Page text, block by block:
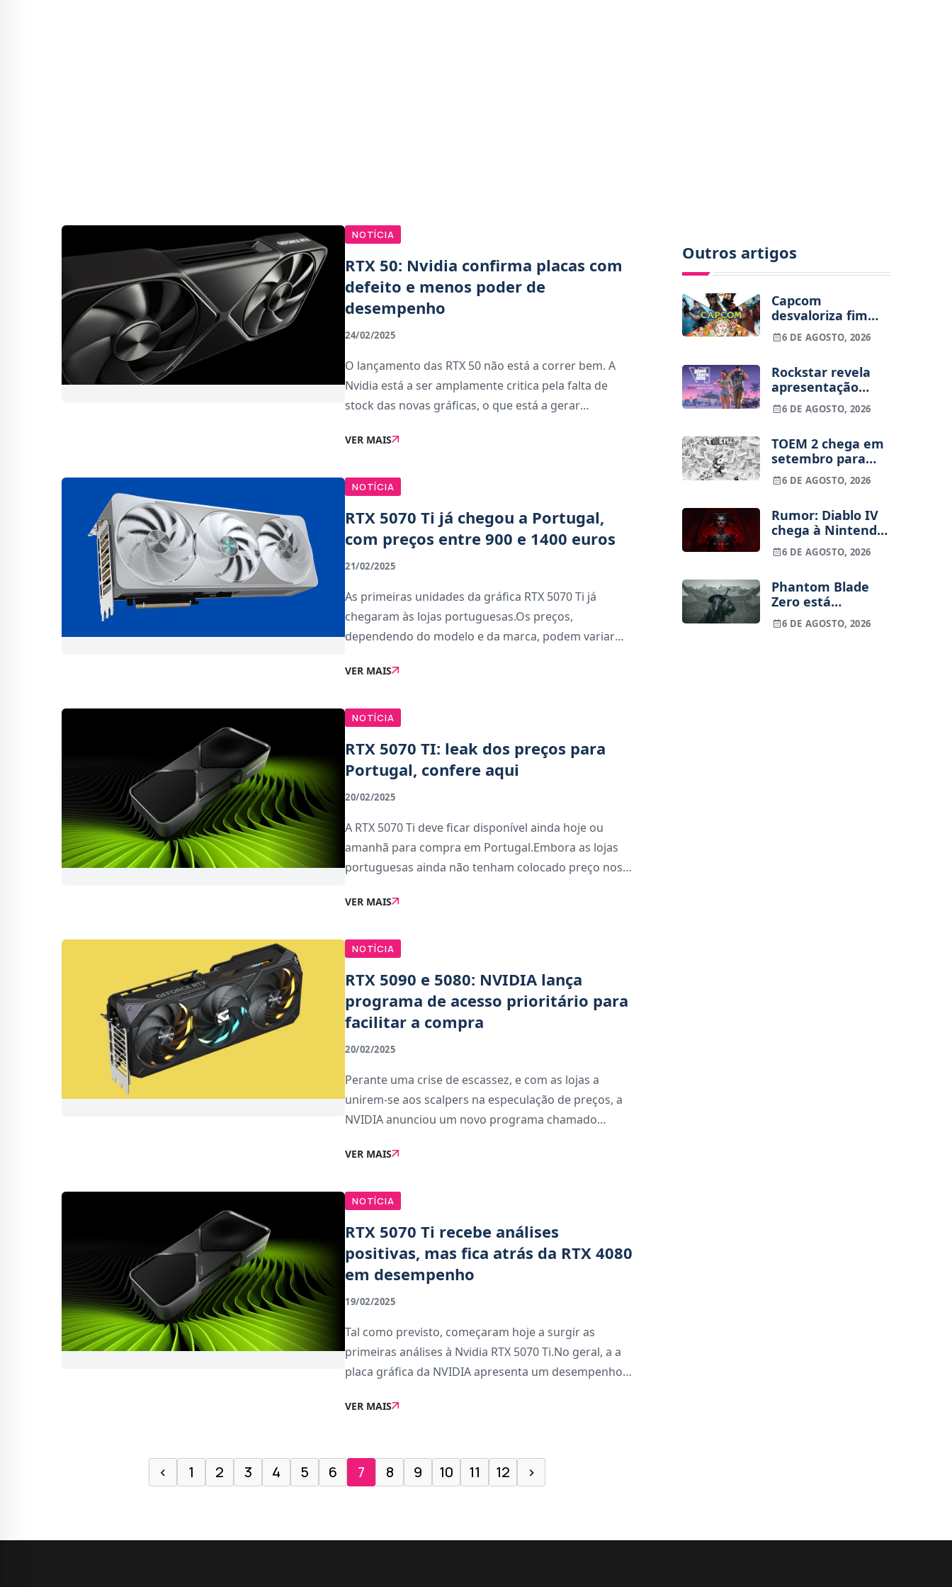
NOTÍCIA
RTX 50: Nvidia confirma placas com
defeito e menos poder de
desempenho
24/02/2025
O lançamento das RTX 50 não está a correr bem. A
Nvidia está a ser amplamente critica pela falta de
stock das novas gráficas, o que está a gerar
pelos ganhos de desempenho marginais comparat
VER MAIS
NOTÍCIA
RTX 5070 Ti já chegou a Portugal,
com preços entre 900 e 1400 euros
21/02/2025
As primeiras unidades da gráfica RTX 5070 Ti já
chegaram às lojas portuguesas.Os preços,
dependendo do modelo e da marca, podem variar
preços são a MSI e Gigabyte, com vários modelos na
VER MAIS
NOTÍCIA
RTX 5070 TI: leak dos preços para
Portugal, confere aqui
20/02/2025
A RTX 5070 Ti deve ficar disponível ainda hoje ou
amanhã para compra em Portugal.Embora as lojas
portuguesas ainda não tenham colocado preço nos
valores através da meta descrição da PC
VER MAIS
NOTÍCIA
RTX 5090 e 5080: NVIDIA lança
programa de acesso prioritário para
facilitar a compra
20/02/2025
Perante uma crise de escassez, e com as lojas a
unirem-se aos scalpers na especulação de preços, a
NVIDIA anunciou um novo programa chamado
compra das cobiçadas placas gráficas da série RTX
VER MAIS
NOTÍCIA
RTX 5070 Ti recebe análises
positivas, mas fica atrás da RTX 4080
em desempenho
19/02/2025
Tal como previsto, começaram hoje a surgir as
primeiras análises à Nvidia RTX 5070 Ti.No geral, a a
placa gráfica da NVIDIA apresenta um desempenho
em relação à geração anterior (RTX 40) sej
VER MAIS
‹ 1 2 3 4 5 6 7 8 9 10 11 12 ›
Outros artigos
Capcom
desvaloriza fim
dos jogos físicos
na PlayStation
6 DE AGOSTO, 2026
Rockstar revela
apresentação
alargada de GTA
VI para 27 de
6 DE AGOSTO, 2026
TOEM 2 chega em
setembro para
PS5, Switch e PC
6 DE AGOSTO, 2026
Rumor: Diablo IV
chega à Nintendo
Switch 2 em
setembro e vai
um jogo novo
6 DE AGOSTO, 2026
Phantom Blade
Zero está
terminado, pré-
vendas começam
6 DE AGOSTO, 2026